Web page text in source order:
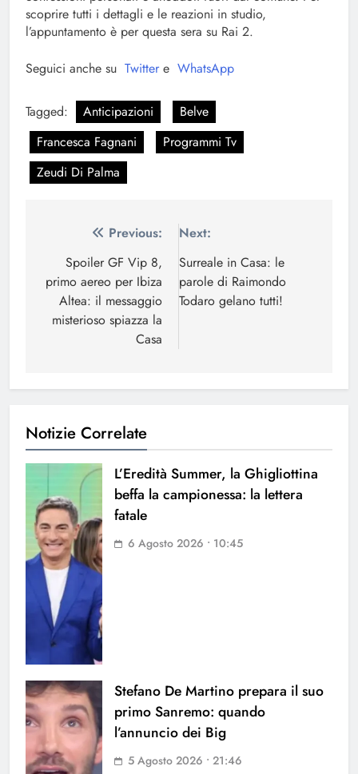
scoprire tutti i dettagli e le reazioni in studio,
l’appuntamento è per questa sera su Rai 2.
Seguici anche su Twitter e WhatsApp
Tagged: Anticipazioni
Belve
Francesca Fagnani
Programmi Tv
Zeudi Di Palma
Navigazione
articoli
Previous:
Spoiler GF Vip 8,
primo aereo per Ibiza
Altea: il messaggio
misterioso spiazza la
Casa
Next:
Surreale in Casa: le
parole di Raimondo
Todaro gelano tutti!
Notizie Correlate
L’Eredità Summer, la Ghigliottina
beffa la campionessa: la lettera
fatale
6 Agosto 2026 • 10:45
Stefano De Martino prepara il suo
primo Sanremo: quando
l’annuncio dei Big
5 Agosto 2026 • 21:46